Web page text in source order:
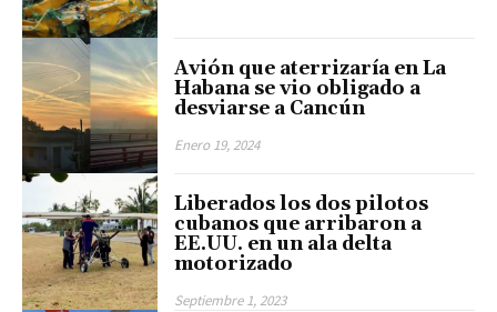
Avión que aterrizaría en La
Habana se vio obligado a
desviarse a Cancún
Enero 19, 2024
Liberados los dos pilotos
cubanos que arribaron a
EE.UU. en un ala delta
motorizado
Septiembre 1, 2023